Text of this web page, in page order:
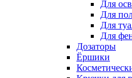
Для
Для
Для
Для
Дозаторы
Ёршики